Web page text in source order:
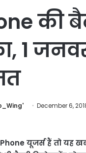
की
1
December 6,
यूजर्स हैं तो यह